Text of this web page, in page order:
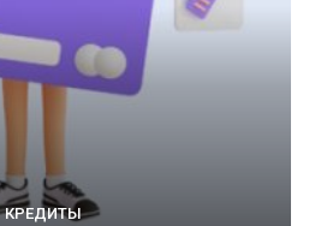
КРЕДИТЫ